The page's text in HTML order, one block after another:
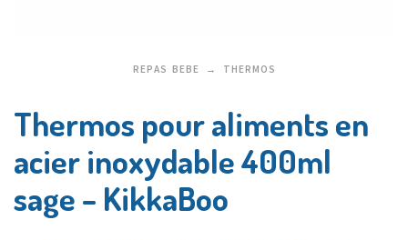
REPAS BEBE THERMOS
Thermos pour aliments en
acier inoxydable 400ml
sage – KikkaBoo